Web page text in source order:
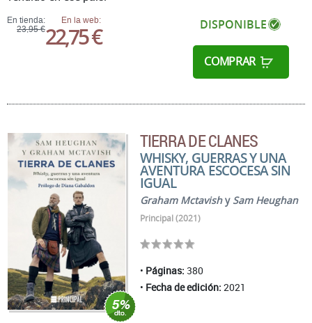
En tienda:
23,95 €
En la web:
22,75 € DISPONIBLE
COMPRAR
TIERRA DE CLANES
WHISKY, GUERRAS Y UNA
AVENTURA ESCOCESA SIN
IGUAL
Graham Mctavishy Sam Heughan
Principal (2021)
Páginas: 380
Fecha de edición: 2021